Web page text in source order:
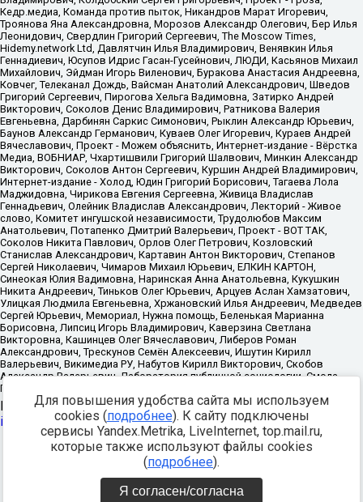
Источник:https://minjust.gov.ru/uploaded/files/reestr-
inostrannyih-agentov-22-03-2024.pdfданные на22.03.2024
Разработка -
Для повышения удобства сайта мы используем
cookies (подробнее). К сайту подключены
сервисы Yandex.Metrika, LiveInternet, top.mail.ru,
которые также используют файлы cookies
(подробнее).
Я согласен/согласна